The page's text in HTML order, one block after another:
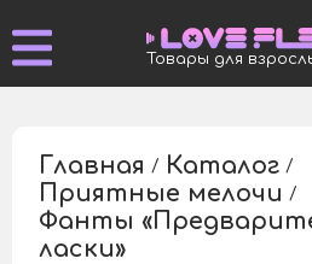
Товары для
Главная / Каталог /
Приятные мелочи /
Фанты
ласки»